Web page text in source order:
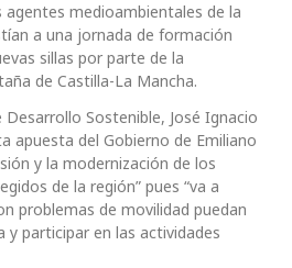
medioambientales de la
a una jornada de formación
sillas por parte de la
de Castilla-La Mancha.
Desarrollo Sostenible, José Ignacio
apuesta del Gobierno de Emiliano
y la modernización de los
de la región” pues “va a
problemas de movilidad puedan
y participar en las actividades